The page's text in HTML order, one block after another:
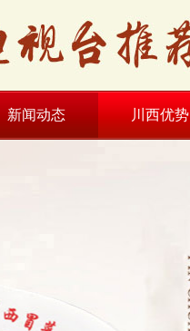
新闻动态 川西优势